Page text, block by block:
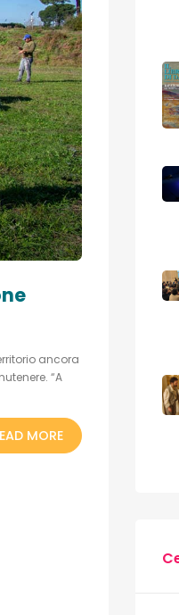
ancora
“A
MORE